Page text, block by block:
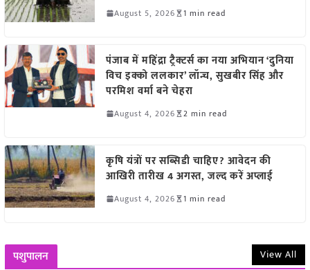
August 5, 2026 1 min read
पंजाब में महिंद्रा ट्रैक्टर्स का नया अभियान ‘दुनिया
विच इक्को ललकार’ लॉन्च, सुखबीर सिंह और
परमिश वर्मा बने चेहरा
August 4, 2026 2 min read
कृषि यंत्रों पर सब्सिडी चाहिए? आवेदन की
आखिरी तारीख 4 अगस्त, जल्द करें अप्लाई
August 4, 2026 1 min read
पशुपालन View All